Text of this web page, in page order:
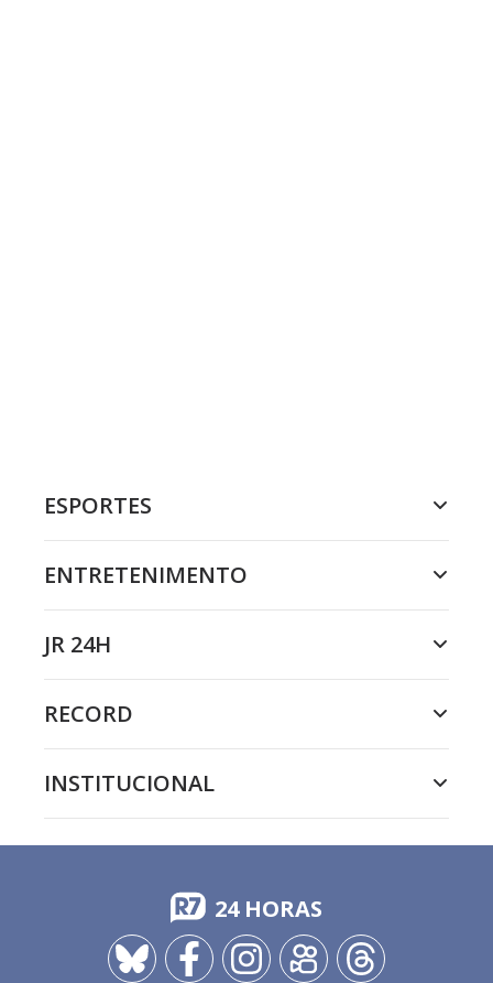
ESPORTES
ENTRETENIMENTO
JR 24H
RECORD
INSTITUCIONAL
24 HORAS